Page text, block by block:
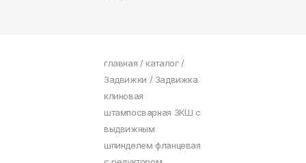
главная / каталог/
Задвижки / Задвижка
клиновая
штампосварная ЗКШ с
выдвижным
шпинделем фланцевая